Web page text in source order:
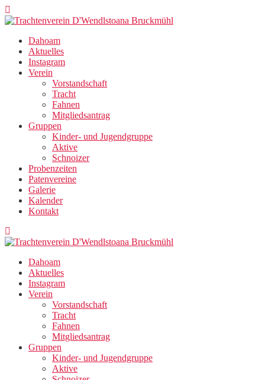
Zum
Inhalt
Dahoam
Aktuelles
Instagram
Verein
Vorstandschaft
Tracht
Fahnen
Mitgliedsantrag
Gruppen
Kinder- und Jugendgruppe
Aktive
Schnoizer
Probenzeiten
Patenvereine
Galerie
Kalender
Kontakt
Dahoam
Aktuelles
Instagram
Verein
Vorstandschaft
Tracht
Fahnen
Mitgliedsantrag
Gruppen
Kinder- und Jugendgruppe
Aktive